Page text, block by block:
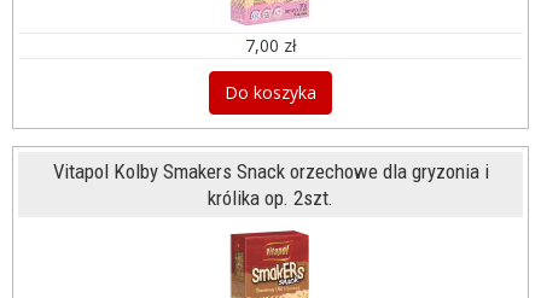
7,00 zł
Do koszyka
Vitapol Kolby Smakers Snack orzechowe dla gryzonia i
królika op. 2szt.